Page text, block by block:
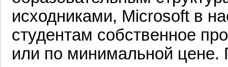
исходниками, Microsoft в
студентам собственное
или по минимальной цене.